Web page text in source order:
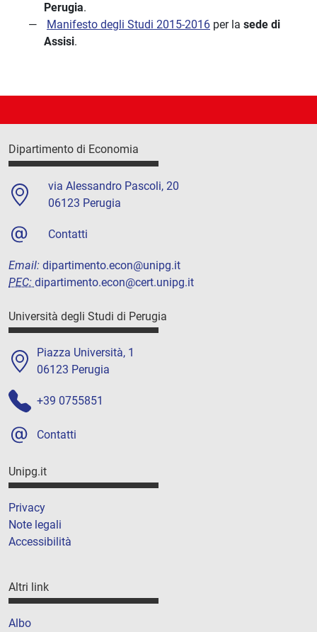
Perugia.
Manifesto degli Studi 2015-2016 per la sede di
Assisi.
Dipartimento di Economia
via Alessandro Pascoli, 20
06123 Perugia
Contatti
Email: dipartimento.econ@unipg.it
PEC: dipartimento.econ@cert.unipg.it
Università degli Studi di Perugia
Piazza Università, 1
06123 Perugia
+39 0755851
Contatti
Unipg.it
Privacy
Note legali
Accessibilità
Altri link
Albo